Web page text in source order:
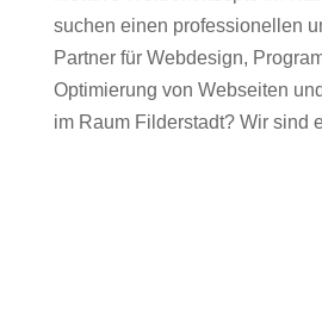
suchen einen professionellen
Partner für Webdesign,
Optimierung von Webseiten
im Raum Filderstadt? Wir sind